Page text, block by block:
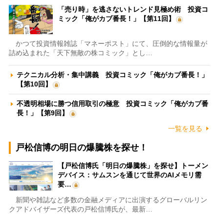
「売り時」を逃さないトレンド見極め術 投資コ
ミック「俺がカブ番長！」【第11回】
かつて投資情報雑誌「マネーポスト」にて、圧倒的な情報量が
詰め込まれた「天下無敵の株コミック」とし…
テクニカル分析・集中講義 投資コミック「俺がカブ番長！」
【第10回】
不透明相場に勝つ信用取引の極意 投資コミック「俺がカブ番
長！」【第9回】
一覧を見る
戸松信博の明日の爆騰株を探せ！
【戸松信博氏「明日の爆騰株」を探せ】トーメン
デバイス：サムスンを通じて世界のAIメモリ需
要…
新聞や雑誌など多数の金融メディアに出演するグローバルリン
クアドバイザーズ代表の戸松信博氏が、最新…